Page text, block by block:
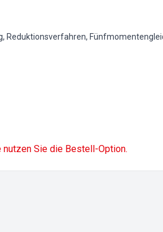
Reduktionsverfahren,
Sie die Bestell-Option.